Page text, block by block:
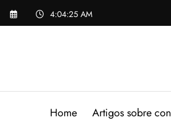
Pular
para
4:04:26 AM
Home Artigos sobre